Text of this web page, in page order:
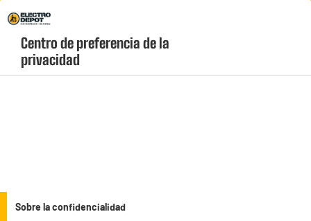
Menú
geolocation-header-icon-text
account
Centro de preferencia de la
privacidad
Sobre la confidencialidad